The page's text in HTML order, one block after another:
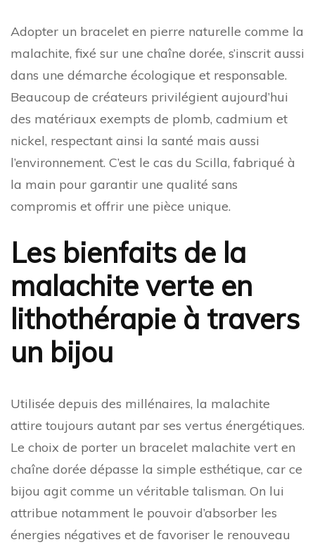
Adopter un bracelet en pierre naturelle comme la
malachite, fixé sur une chaîne dorée, s’inscrit aussi
dans une démarche écologique et responsable.
Beaucoup de créateurs privilégient aujourd’hui
des matériaux exempts de plomb, cadmium et
nickel, respectant ainsi la santé mais aussi
l’environnement. C’est le cas du Scilla, fabriqué à
la main pour garantir une qualité sans
compromis et offrir une pièce unique.
Les bienfaits de la
malachite verte en
lithothérapie à travers
un bijou
Utilisée depuis des millénaires, la malachite
attire toujours autant par ses vertus énergétiques.
Le choix de porter un bracelet malachite vert en
chaîne dorée dépasse la simple esthétique, car ce
bijou agit comme un véritable talisman. On lui
attribue notamment le pouvoir d’absorber les
énergies négatives et de favoriser le renouveau